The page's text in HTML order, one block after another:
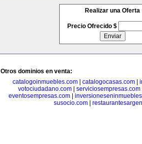
Realizar una Oferta
Precio Ofrecido $
Otros dominios en venta:
catalogoinmuebles.com| catalogocasas.com|
votociudadano.com| serviciosempresas.com
eventosempresas.com
susocio.com|